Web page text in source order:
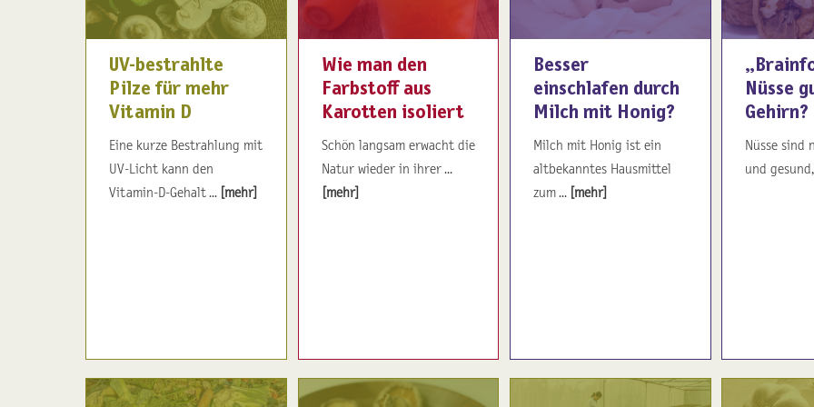
UV-bestrahlte
Pilze für mehr
Vitamin D
Eine kurze Bestrahlung mit
UV-Licht kann den
Vitamin-D-Gehalt ... [mehr]
Wie man den
Farbstoff aus
Karotten isoliert
Schön langsam erwacht die
Natur wieder in ihrer ...
[mehr]
Besser
einschlafen durch
Milch mit Honig?
Milch mit Honig ist ein
altbekanntes Hausmittel
zum ... [mehr]
Nüsse
Gehirn?
Nüsse
und